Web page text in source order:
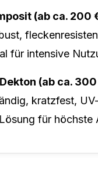
(ab ca. 200
für intensive
(ab ca.
kratzfest,
für höchste